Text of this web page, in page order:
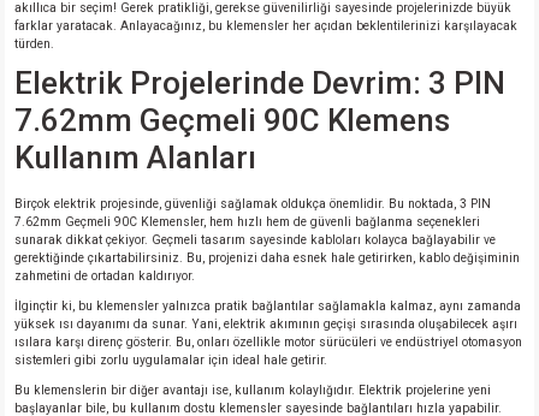
akıllıca bir seçim! Gerek pratikliği, gerekse güvenilirliği sayesinde projelerinizde büyük
farklar yaratacak. Anlayacağınız, bu klemensler her açıdan beklentilerinizi karşılayacak
türden.
Elektrik Projelerinde Devrim: 3 PIN
7.62mm Geçmeli 90C Klemens
Kullanım Alanları
Birçok elektrik projesinde, güvenliği sağlamak oldukça önemlidir. Bu noktada, 3 PIN
7.62mm Geçmeli 90C Klemensler, hem hızlı hem de güvenli bağlanma seçenekleri
sunarak dikkat çekiyor. Geçmeli tasarım sayesinde kabloları kolayca bağlayabilir ve
gerektiğinde çıkartabilirsiniz. Bu, projenizi daha esnek hale getirirken, kablo değişiminin
zahmetini de ortadan kaldırıyor.
İlginçtir ki, bu klemensler yalnızca pratik bağlantılar sağlamakla kalmaz, aynı zamanda
yüksek ısı dayanımı da sunar. Yani, elektrik akımının geçişi sırasında oluşabilecek aşırı
ısılara karşı direnç gösterir. Bu, onları özellikle motor sürücüleri ve endüstriyel otomasyon
sistemleri gibi zorlu uygulamalar için ideal hale getirir.
Bu klemenslerin bir diğer avantajı ise, kullanım kolaylığıdır. Elektrik projelerine yeni
başlayanlar bile, bu kullanım dostu klemensler sayesinde bağlantıları hızla yapabilir.